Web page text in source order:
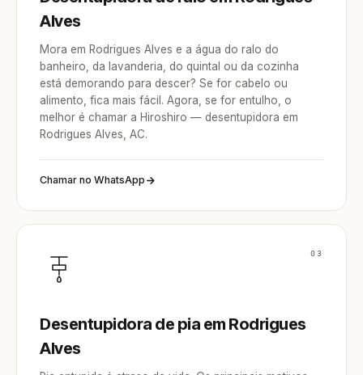
Alves
Mora em Rodrigues Alves e a água do ralo do
banheiro, da lavanderia, do quintal ou da cozinha
está demorando para descer? Se for cabelo ou
alimento, fica mais fácil. Agora, se for entulho, o
melhor é chamar a Hiroshiro — desentupidora em
Rodrigues Alves, AC.
Chamar no WhatsApp
03
Desentupidora de pia em Rodrigues
Alves